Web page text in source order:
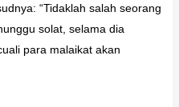
“Tidaklah salah seorang
solat, selama dia
para malaikat akan